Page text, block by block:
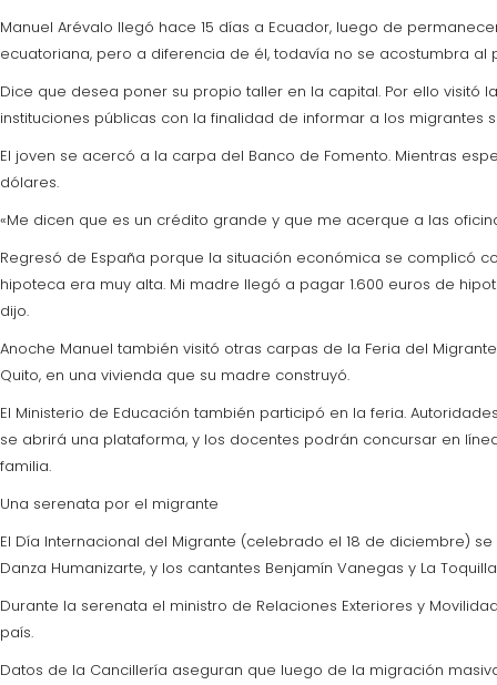
Manuel Arévalo llegó hace 15 días a Ecuador, luego de
ecuatoriana, pero a diferencia de él, todavía no se acostumbra al
Dice que desea poner su propio taller en la capital. Por ello visitó
instituciones públicas con la finalidad de informar a los
El joven se acercó a la carpa del Banco de Fomento. Mientras
dólares.
«Me dicen que es un crédito grande y que me acerque a las
Regresó de España porque la situación económica se complicó
hipoteca era muy alta. Mi madre llegó a pagar 1.600 euros de
dijo.
Anoche Manuel también visitó otras carpas de la Feria del
Quito, en una vivienda que su madre construyó.
El Ministerio de Educación también participó en la feria.
se abrirá una plataforma, y los docentes podrán concursar en
familia.
Una serenata por el migrante
El Día Internacional del Migrante (celebrado el 18 de diciembre)
Danza Humanizarte, y los cantantes Benjamín Vanegas y La
Durante la serenata el ministro de Relaciones Exteriores y
país.
Datos de la Cancillería aseguran que luego de la migración